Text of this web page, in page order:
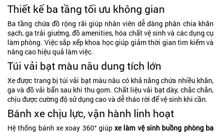
Thiết kế ba tầng tối ưu không gian
Ba tầng chứa đồ rộng rãi giúp nhân viên dễ dàng phân chia khăn
sạch, ga trải giường, đồ amenities, hóa chất vệ sinh và các dụng cụ
làm phòng. Việc sắp xếp khoa học giúp giảm thời gian tìm kiếm và
nâng cao hiệu quả làm việc.
Túi vải bạt màu nâu dung tích lớn
Xe được trang bị túi vải bạt màu nâu có khả năng chứa nhiều khăn,
ga và đồ vải bẩn sau khi thu gom. Chất liệu vải bạt dày, chắc chắn,
chịu được cường độ sử dụng cao và dễ tháo rời để vệ sinh khi cần.
Bánh xe chịu lực, vận hành linh hoạt
Hệ thống bánh xe xoay 360° giúpxe làm vệ sinh buồng phòng ba